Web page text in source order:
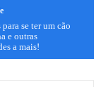
se ter um cão
e outras
a mais!